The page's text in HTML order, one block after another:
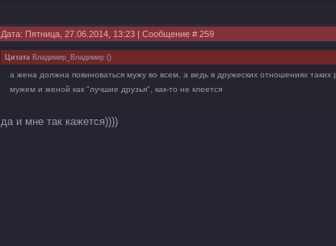
Дата: Пятница, 27.06.2014, 13:23 | Сообщение # 259
Цитата Владимир_Владимир ()
а жена должна повиноваться мужу во всем, а ведь в дружеских отношениях
мужем и женой как "лучшие друзья", как-то не клеется
да и мне так кажется))))